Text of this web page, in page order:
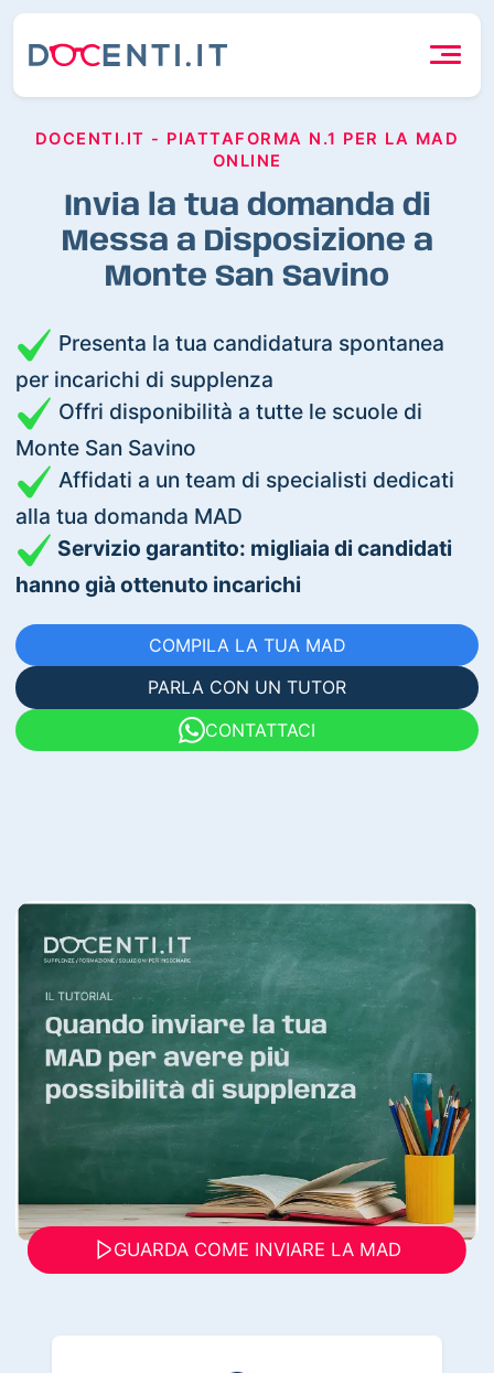
DOCENTI.IT - PIATTAFORMA N.1 PER LA MAD
ONLINE
Invia la tua domanda di
Messa a Disposizione a
Monte San Savino
Presenta la tua candidatura spontanea
per incarichi di supplenza
Offri disponibilità a tutte le scuole di
Monte San Savino
Affidati a un team di specialisti dedicati
alla tua domanda MAD
Servizio garantito: migliaia di candidati
hanno già ottenuto incarichi
COMPILA LA TUA MAD
PARLA CON UN TUTOR
CONTATTACI
GUARDA COME INVIARE LA MAD